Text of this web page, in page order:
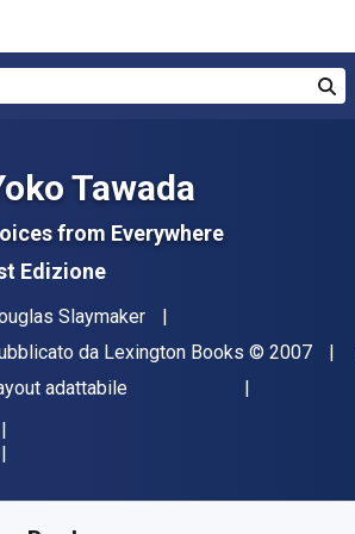
Tawada
from Everywhere
Edizione
Slaymaker
da Lexington Books Copyright
© 2007
adattabile